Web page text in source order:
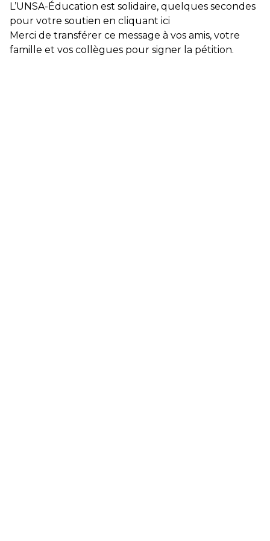
L’UNSA-Éducation est solidaire, quelques secondes
pour votre soutien en cliquant ici
Merci de transférer ce message à vos amis, votre
famille et vos collègues pour signer la pétition.